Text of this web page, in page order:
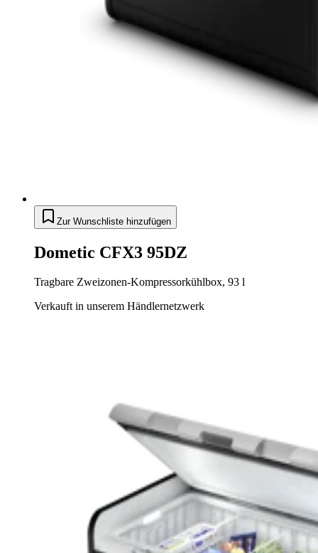
Zur Wunschliste hinzufügen
Dometic CFX3 95DZ
Tragbare Zweizonen-Kompressorkühlbox, 93 l
Verkauft in unserem Händlernetzwerk